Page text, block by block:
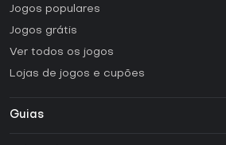
Jogos populares
Jogos grátis
Ver todos os jogos
Lojas de jogos e cupões
Guias